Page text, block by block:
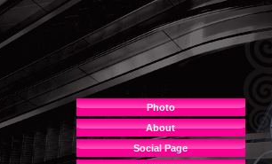
Photo
About
Social Page